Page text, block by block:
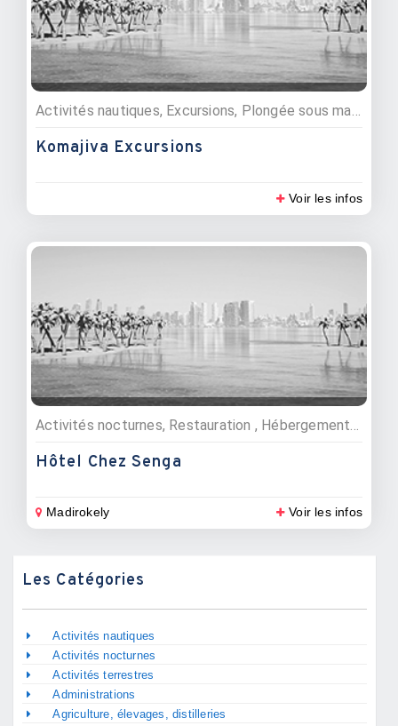
Activités nautiques, Excursions, Plongée sous marine, Pêche, Parcs marins
Komajiva Excursions
Voir les infos
Hôtel Chez Senga
Madirokely Voir les infos
Les Catégories
Activités nautiques
Activités nocturnes
Activités terrestres
Administrations
Agriculture, élevages, distilleries